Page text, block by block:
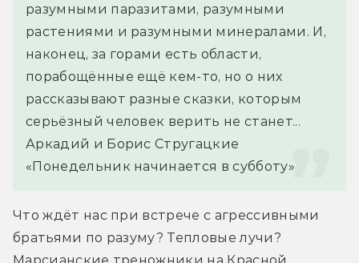
разумными паразитами, разумными
растениями и разумными минералами. И,
наконец, за горами есть области,
порабощённые ещё кем-то, но о них
рассказывают разные сказки, которым
серьёзный человек верить не станет...
Аркадий и Борис Стругацкие
«Понедельник начинается в субботу»
Что ждёт нас при встрече с агрессивными
братьями по разуму? Тепловые лучи?
Марсианские треножники на Красной